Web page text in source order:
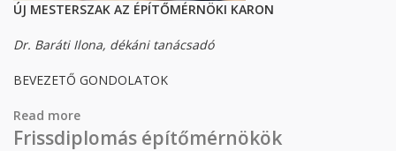
ÚJ MESTERSZAK AZ ÉPÍTŐMÉRNÖKI KARON
Dr. Baráti Ilona, dékáni tanácsadó
BEVEZETŐ GONDOLATOK
Read more
Frissdiplomás építőmérnökök